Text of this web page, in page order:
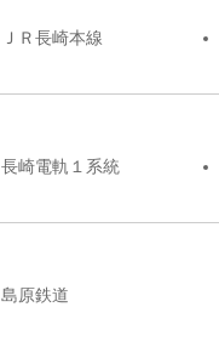
ＪＲ長崎本線
長崎電軌１系統
島原鉄道